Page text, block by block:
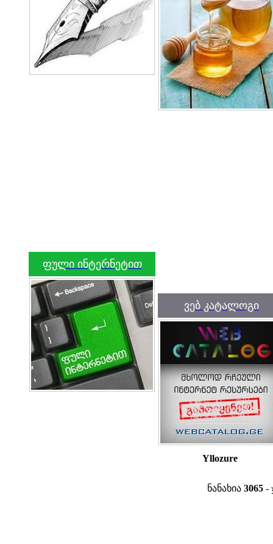
ფული ინტერნეტით
ვებ კატალოგი
Yllozure
ნანახია 3065 -